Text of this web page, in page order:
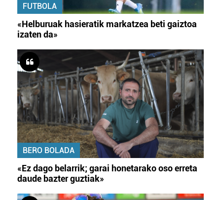
FUTBOLA
«Helburuak hasieratik markatzea beti gaiztoa
izaten da»
BERO BOLADA
«Ez dago belarrik; garai honetarako oso erreta
daude bazter guztiak»